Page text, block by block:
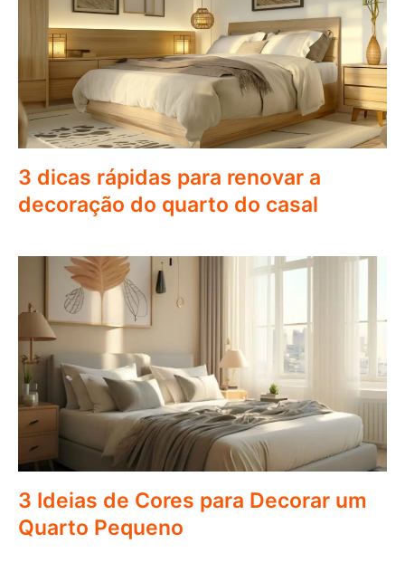
3 dicas rápidas para renovar a
decoração do quarto do casal
3 Ideias de Cores para Decorar um
Quarto Pequeno